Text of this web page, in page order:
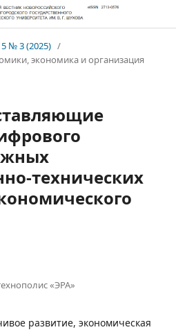
№ 3 (2025) /
экономика и организация
технических
«ЭРА»
развитие, экономическая